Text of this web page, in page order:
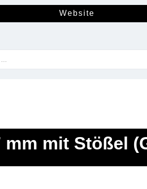
Website
mit Stößel